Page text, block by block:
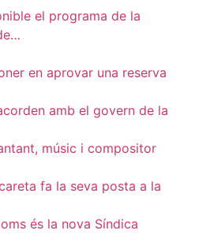
el programa de la
en aprovar una reserva
amb el govern de la
músic i compositor
fa la seva posta a la
és la nova Síndica